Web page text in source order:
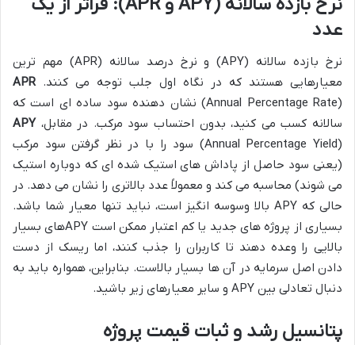
عدد
نرخ بازده سالانه (APY) و نرخ درصد سالانه (APR) مهم ترین
معیارهایی هستند که در نگاه اول جلب توجه می کنند.APR
(Annual Percentage Rate) نشان دهنده سود ساده ای است که
سالانه کسب می کنید، بدون احتساب سود مرکب. در مقابل، APY
(Annual Percentage Yield) سود را با در نظر گرفتن سود مرکب
(یعنی سود حاصل از پاداش های استیک شده ای که دوباره استیک
می شوند) محاسبه می کند و معمولاً عدد بالاتری را نشان می دهد. در
حالی که APY بالا وسوسه انگیز است، نباید تنها معیار شما باشد.
بسیاری از پروژه های جدید یا کم اعتبار ممکن است APYهای بسیار
بالایی را وعده دهند تا کاربران را جذب کنند، اما ریسک از دست
دادن اصل سرمایه در آن ها بسیار بالاست. بنابراین، همواره باید به
دنبال تعادلی بین APY و سایر معیارهای زیر باشید.
پتانسیل رشد و ثبات قیمت پروژه